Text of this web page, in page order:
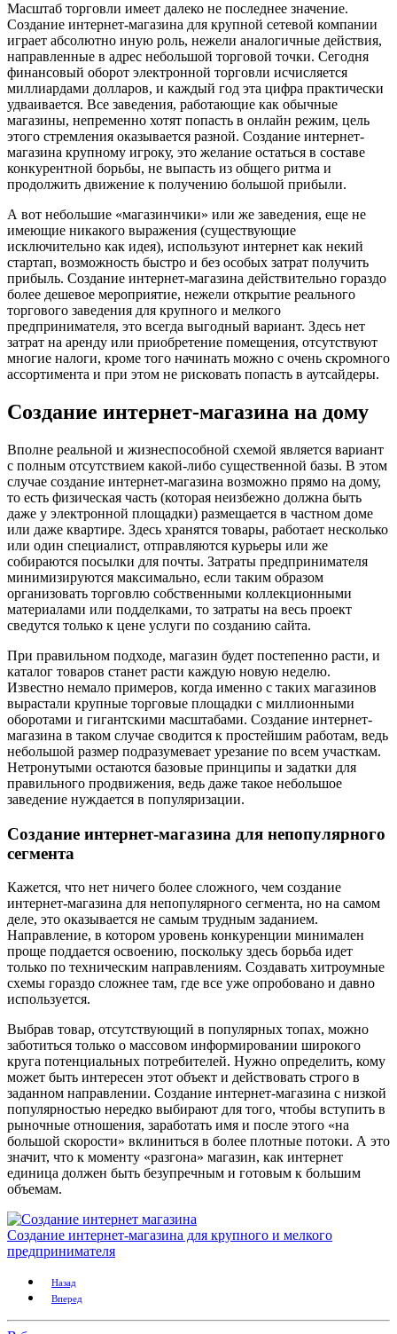
Масштаб торговли имеет далеко не последнее значение.
Создание интернет-магазина для крупной сетевой компании
играет абсолютно иную роль, нежели аналогичные действия,
направленные в адрес небольшой торговой точки. Сегодня
финансовый оборот электронной торговли исчисляется
миллиардами долларов, и каждый год эта цифра практически
удваивается. Все заведения, работающие как обычные
магазины, непременно хотят попасть в онлайн режим, цель
этого стремления оказывается разной. Создание интернет-
магазина крупному игроку, это желание остаться в составе
конкурентной борьбы, не выпасть из общего ритма и
продолжить движение к получению большой прибыли.
А вот небольшие «магазинчики» или же заведения, еще не
имеющие никакого выражения (существующие
исключительно как идея), используют интернет как некий
стартап, возможность быстро и без особых затрат получить
прибыль. Создание интернет-магазина действительно гораздо
более дешевое мероприятие, нежели открытие реального
торгового заведения для крупного и мелкого
предпринимателя, это всегда выгодный вариант. Здесь нет
затрат на аренду или приобретение помещения, отсутствуют
многие налоги, кроме того начинать можно с очень скромного
ассортимента и при этом не рисковать попасть в аутсайдеры.
Создание интернет-магазина на дому
Вполне реальной и жизнеспособной схемой является вариант
с полным отсутствием какой-либо существенной базы. В этом
случае создание интернет-магазина возможно прямо на дому,
то есть физическая часть (которая неизбежно должна быть
даже у электронной площадки) размещается в частном доме
или даже квартире. Здесь хранятся товары, работает несколько
или один специалист, отправляются курьеры или же
собираются посылки для почты. Затраты предпринимателя
минимизируются максимально, если таким образом
организовать торговлю собственными коллекционными
материалами или подделками, то затраты на весь проект
сведутся только к цене услуги по созданию сайта.
При правильном подходе, магазин будет постепенно расти, и
каталог товаров станет расти каждую новую неделю.
Известно немало примеров, когда именно с таких магазинов
вырастали крупные торговые площадки с миллионными
оборотами и гигантскими масштабами. Создание интернет-
магазина в таком случае сводится к простейшим работам, ведь
небольшой размер подразумевает урезание по всем участкам.
Нетронутыми остаются базовые принципы и задатки для
правильного продвижения, ведь даже такое небольшое
заведение нуждается в популяризации.
Создание интернет-магазина для непопулярного
сегмента
Кажется, что нет ничего более сложного, чем создание
интернет-магазина для непопулярного сегмента, но на самом
деле, это оказывается не самым трудным заданием.
Направление, в котором уровень конкуренции минимален
проще поддается освоению, поскольку здесь борьба идет
только по техническим направлениям. Создавать хитроумные
схемы гораздо сложнее там, где все уже опробовано и давно
используется.
Выбрав товар, отсутствующий в популярных топах, можно
заботиться только о массовом информировании широкого
круга потенциальных потребителей. Нужно определить, кому
может быть интересен этот объект и действовать строго в
заданном направлении. Создание интернет-магазина с низкой
популярностью нередко выбирают для того, чтобы вступить в
рыночные отношения, заработать имя и после этого «на
большой скорости» вклиниться в более плотные потоки. А это
значит, что к моменту «разгона» магазин, как интернет
единица должен быть безупречным и готовым к большим
объемам.
Создание интернет-магазина для крупного и мелкого
предпринимателя
Назад
Вперед